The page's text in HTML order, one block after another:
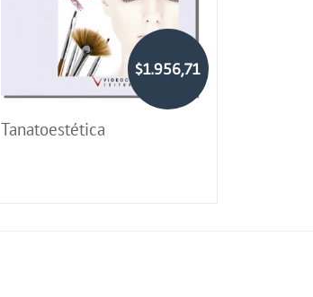
$1.956,71
Tanatoestética